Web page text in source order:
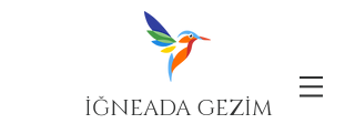
İĞNEADA GEZİM